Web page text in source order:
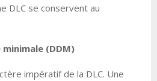
DLC se conservent au
(DDM)
impératif de la DLC. Une